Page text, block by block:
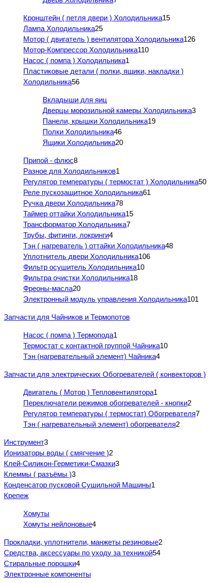
Кронштейн ( петля двери ) Холодильника15
Лампа Холодильника25
Мотор ( двигатель ) вентилятора Холодильника126
Мотор-Компрессор Холодильника110
Насос ( помпа ) Холодильника1
Пластиковые детали ( полки, ящики, накладки )
Холодильника56
Вкладыши для яиц
Дверцы морозильной камеры Холодильника3
Панели, крышки Холодильника19
Полки Холодильника46
Ящики Холодильника20
Припой - флюс8
Разное для Холодильников1
Регулятор температуры ( термостат ) Холодильника50
Реле пускозащитное Холодильника61
Ручка двери Холодильника78
Таймер оттайки Холодильника15
Трансформатор Холодильника7
Трубы, фитинги, локринги4
Тэн ( нагреватель ) оттайки Холодильника48
Уплотнитель двери Холодильника106
Фильтр осушитель Холодильника10
Фильтра очистки Холодильника18
Фреоны-масла20
Электронный модуль управления Холодильника101
Запчасти для Чайников и Термопотов
Насос ( помпа ) Термопода1
Термостат с контактной группой Чайника10
Тэн (нагревательный элемент) Чайника4
Запчасти для электрических Обогревателей ( конвекторов )
Двигатель ( Мотор ) Тепловентилятора1
Переключатели режимов обогревателей - кнопки2
Регулятор температуры ( термостат) Обогревателя7
Тэн ( нагревательный элемент) обогревателя2
Инструмент3
Ионизаторы воды ( смягчение )2
Клей-Силикон-Герметики-Смазки3
Клеммы ( разъёмы )3
Конденсатор пусковой Сушильной Машины1
Крепеж
Хомуты
Хомуты нейлоновые4
Прокладки, уплотнители, манжеты резиновые2
Средства, аксессуары по уходу за техникой54
Стиральные порошки4
Электронные компоненты